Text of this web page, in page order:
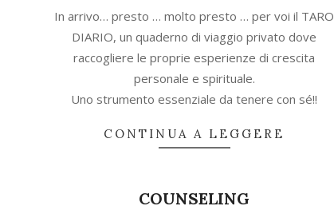
In arrivo… presto … molto presto … per voi il TARO
DIARIO, un quaderno di viaggio privato dove
raccogliere le proprie esperienze di crescita
personale e spirituale.
Uno strumento essenziale da tenere con sé!!
CONTINUA A LEGGERE
COUNSELING